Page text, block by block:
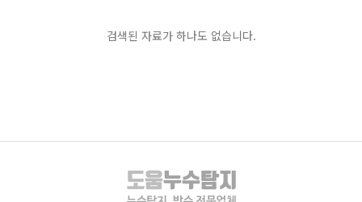
검색된 자료가 하나도 없습니다.